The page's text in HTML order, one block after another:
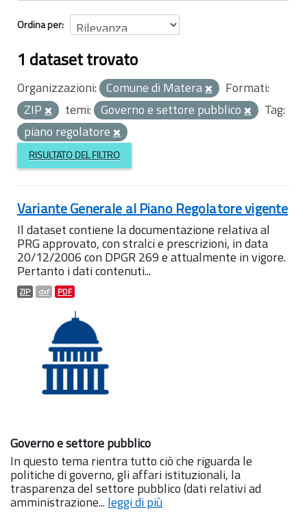
Ordina per
1 dataset trovato
Organizzazioni: Comune di Matera
Formati:
ZIP
temi: Governo e settore pubblico
Tag:
piano regolatore
RISULTATO DEL FILTRO
Variante Generale al Piano Regolatore vigente
Il dataset contiene la documentazione relativa al
PRG approvato, con stralci e prescrizioni, in data
20/12/2006 con DPGR 269 e attualmente in vigore.
Pertanto i dati contenuti...
ZIP dxf PDF
Governo e settore pubblico
In questo tema rientra tutto ciò che riguarda le
politiche di governo, gli affari istituzionali, la
trasparenza del settore pubblico (dati relativi ad
amministrazione...leggi di più